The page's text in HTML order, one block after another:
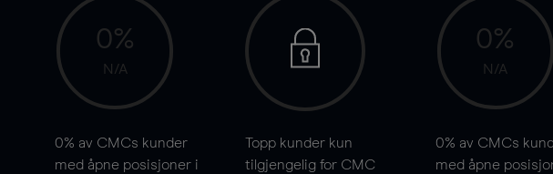
0%
N/A
0% av CMCs kunder
med åpne posisjoner i
Topp kunder kun
tilgjengelig for CMC
0%
N/A
0% av CMCs
med åpne